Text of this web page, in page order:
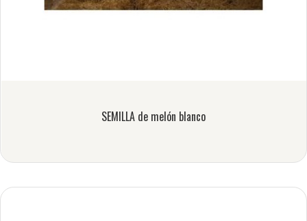
SEMILLA de melón blanco